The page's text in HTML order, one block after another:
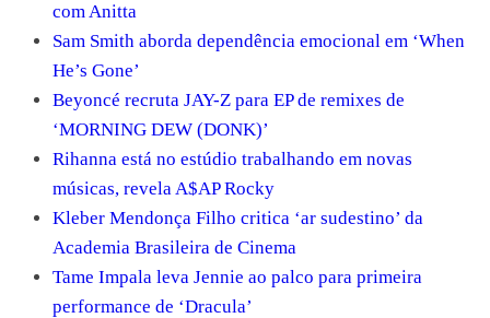
com Anitta
Sam Smith aborda dependência emocional em ‘When
He’s Gone’
Beyoncé recruta JAY-Z para EP de remixes de
‘MORNING DEW (DONK)’
Rihanna está no estúdio trabalhando em novas
músicas, revela A$AP Rocky
Kleber Mendonça Filho critica ‘ar sudestino’ da
Academia Brasileira de Cinema
Tame Impala leva Jennie ao palco para primeira
performance de ‘Dracula’